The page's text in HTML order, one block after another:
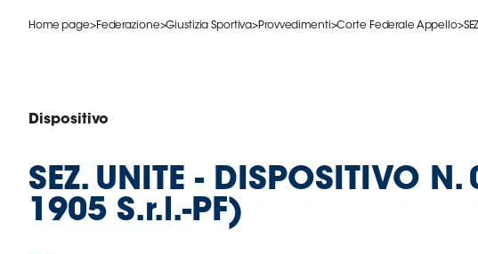
Women
Femminile
Museo
Home page>Federazione>Giustizia Sportiva>Provvedimenti>Corte Federale Appello>
Dispositivo
SEZ. UNITE - DISPOSITIVO
1905 S.r.l.-PF)